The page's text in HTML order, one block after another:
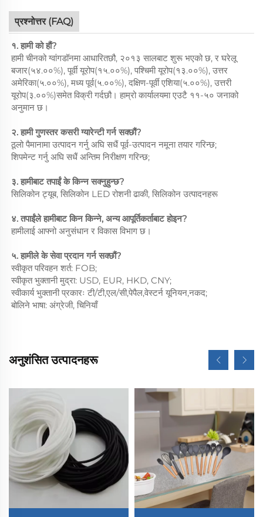
प्रश्नोत्तर (FAQ)
१. हामी को हौं?
हामी चीनको ग्वांगडॉनमा आधारितछौ, २०१३ सालबाट शुरू भएको छ, र घरेलू
बजार(५४.००%), पूर्वी यूरोप(१५.००%), पश्चिमी यूरोप(१३.००%), उत्तर
अमेरिका(५.००%), मध्य पूर्व(५.००%), दक्षिण-पूर्वी एशिया(५.००%), उत्तरी
यूरोप(३.००%)समेत विक्री गर्दछौ। हाम्रो कार्यालयमा एउटै ११-५० जनाको
अनुमान छ।
२. हामी गुणस्तर कसरी ग्यारेन्टी गर्न सक्छौं?
ठूलो पैमानामा उत्पादन गर्नु अघि सधैं पूर्व-उत्पादन नमूना तयार गरिन्छ;
शिपमेन्ट गर्नु अघि सधैं अन्तिम निरीक्षण गरिन्छ;
३. हामीबाट तपाईं के किन्न सक्नुहुन्छ?
सिलिकोन ट्यूब, सिलिकोन LED रोशनी ढाकी, सिलिकोन उत्पादनहरू
४. तपाईंले हामीबाट किन किन्ने, अन्य आपूर्तिकर्ताबाट होइन?
हामीलाई आफ्नो अनुसंधान र विकास विभाग छ।
५. हामीले के सेवा प्रदान गर्न सक्छौं?
स्वीकृत परिवहन शर्त: FOB;
स्वीकृत भुक्तानी मुद्रा: USD, EUR, HKD, CNY;
स्वीकार्य भुक्तानी प्रकारः टी/टी,एल/सी,पेपैल,वेस्टर्न यूनियन,नकद;
बोलिने भाषा: अंग्रेजी, चिनियाँ
अनुशंसित उत्पादनहरू